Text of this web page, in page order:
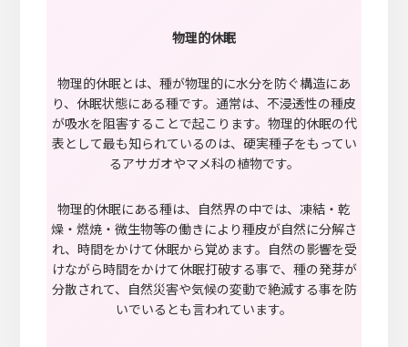
物理的休眠
物理的休眠とは、種が物理的に水分を防ぐ構造にあ
り、休眠状態にある種です。通常は、不浸透性の種皮
が吸水を阻害することで起こります。物理的休眠の代
表として最も知られているのは、硬実種子をもってい
るアサガオやマメ科の植物です。
物理的休眠にある種は、自然界の中では、凍結・乾
燥・燃焼・微生物等の働きにより種皮が自然に分解さ
れ、時間をかけて休眠から覚めます。自然の影響を受
けながら時間をかけて休眠打破する事で、種の発芽が
分散されて、自然災害や気候の変動で絶滅する事を防
いでいるとも言われています。